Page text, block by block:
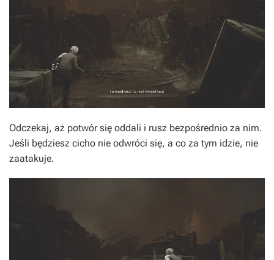
Odczekaj, aż potwór się oddali i rusz bezpośrednio za nim.
Jeśli będziesz cicho nie odwróci się, a co za tym idzie, nie
zaatakuje.